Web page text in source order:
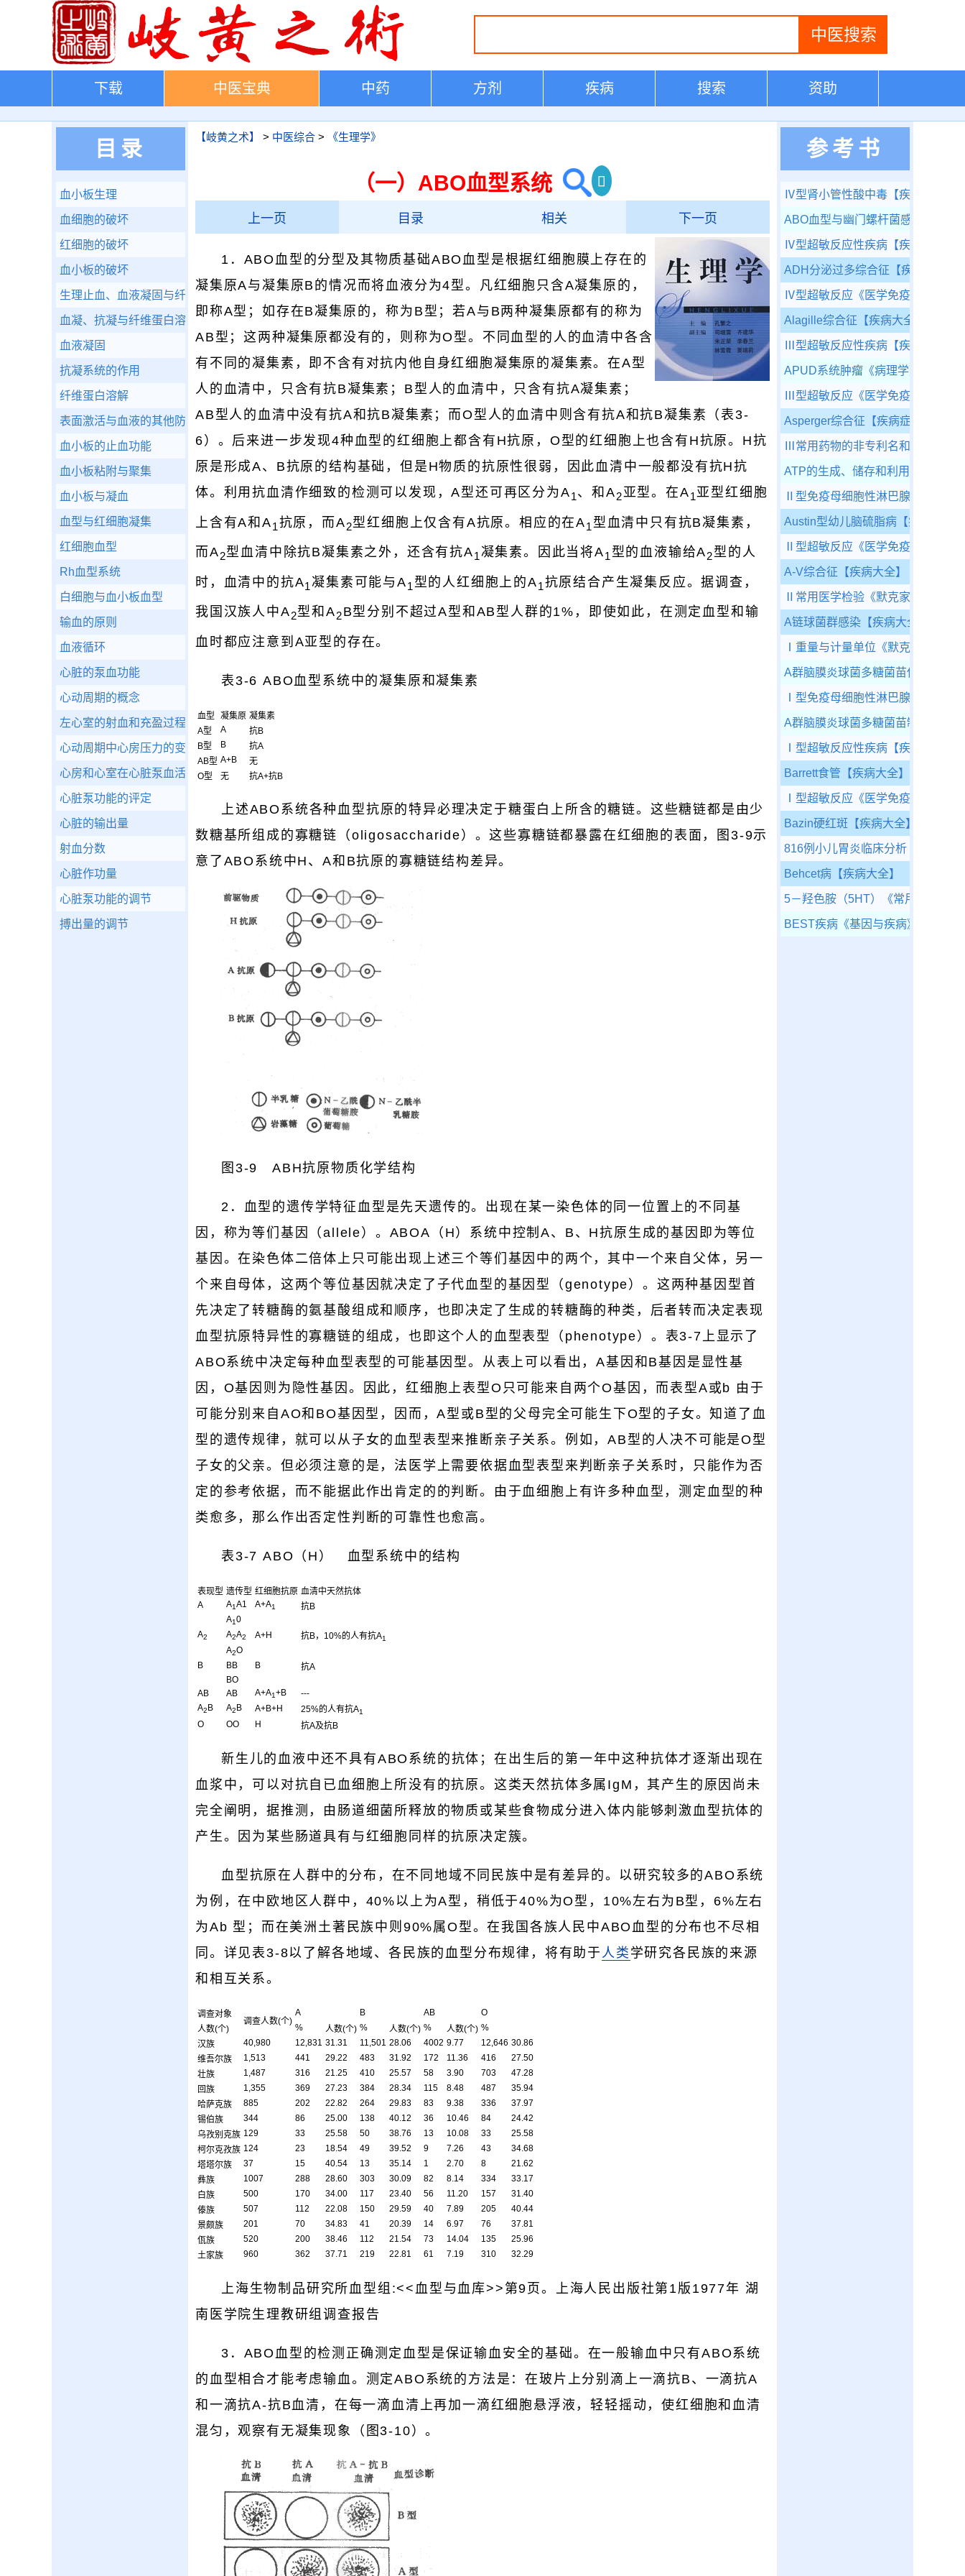
下载 中医宝典 中药 方剂 疾病 搜索 资助
【岐黄之术】 > 中医综合 > 《生理学》
（一）ABO血型系统
上一页 目录 相关 下一页
1．ABO血型的分型及其物质基础ABO血型是根据红细胞膜上存在的
凝集原A与凝集原B的情况而将血液分为4型。凡红细胞只含A凝集原的，
即称A型；如存在B凝集原的，称为B型；若A与B两种凝集原都有的称为
AB型；这两种凝集原都没有的，则称为O型。不同血型的人的血清中各含
有不同的凝集素，即不含有对抗内他自身红细胞凝集原的凝集素。在A型
人的血清中，只含有抗B凝集素；B型人的血清中，只含有抗A凝集素；
AB型人的血清中没有抗A和抗B凝集素；而O型人的血清中则含有抗A和抗B凝集素（表3-
6）。后来进一步发现4种血型的红细胞上都含有H抗原，O型的红细胞上也含有H抗原。H抗
原是形成A、B抗原的结构基础，但是H物质的抗原性很弱，因此血清中一般都没有抗H抗
体。利用抗血清作细致的检测可以发现，A型还可再区分为A1、和A2亚型。在A1亚型红细胞
上含有A和A1 抗原，而A2型红细胞上仅含有A抗原。相应的在A1 型血清中只有抗B凝集素，
而A2型血清中除抗B凝集素之外，还含有抗A1 凝集素。因此当将A1 型的血液输给A2型的人
时，血清中的抗A1 凝集素可能与A1 型的人红细胞上的A1 抗原结合产生凝集反应。据调查，
我国汉族人中A2型和A2B型分别不超过A型和AB型人群的1%，即使如此，在测定血型和输
血时都应注意到A亚型的存在。
表3-6 ABO血型系统中的凝集原和凝集素
血型 凝集原 凝集素
A型
A
抗B
B型
B
抗A
AB型 A+B
无
O型
无 抗A+抗B
上述ABO系统各种血型抗原的特异必理决定于糖蛋白上所含的糖链。这些糖链都是由少
数糖基所组成的寡糖链（oligosaccharide）。这些寡糖链都暴露在红细胞的表面，图3-9示
意了ABO系统中H、A和B抗原的寡糖链结构差异。
图3-9 ABH抗原物质化学结构
2．血型的遗传学特征血型是先天遗传的。出现在某一染色体的同一位置上的不同基
因，称为等们基因（allele）。ABOA（H）系统中控制A、B、H抗原生成的基因即为等位
基因。在染色体二倍体上只可能出现上述三个等们基因中的两个，其中一个来自父体，另一
个来自母体，这两个等位基因就决定了子代血型的基因型（genotype）。这两种基因型首
先决定了转糖酶的氨基酸组成和顺序，也即决定了生成的转糖酶的种类，后者转而决定表现
血型抗原特异性的寡糖链的组成，也即这个人的血型表型（phenotype）。表3-7上显示了
ABO系统中决定每种血型表型的可能基因型。从表上可以看出，A基因和B基因是显性基
因，O基因则为隐性基因。因此，红细胞上表型O只可能来自两个O基因，而表型A或b 由于
可能分别来自AO和BO基因型，因而，A型或B型的父母完全可能生下O型的子女。知道了血
型的遗传规律，就可以从子女的血型表型来推断亲子关系。例如，AB型的人决不可能是O型
子女的父亲。但必须注意的是，法医学上需要依据血型表型来判断亲子关系时，只能作为否
定的参考依据，而不能据此作出肯定的的判断。由于血细胞上有许多种血型，测定血型的种
类愈多，那么作出否定性判断的可靠性也愈高。
表3-7 ABO（H） 血型系统中的结构
表现型 遗传型 红细胞抗原 血清中天然抗体
A
A1A1 A+A1
抗B
A10
A2 A2A2 A+H 抗B，10%的人有抗A1
A2O
B
BB B
抗A
BO
AB
AB A+A1+B
---
A2 B A2 B A+B+H 25%的人有抗A1
O OO H 抗A及抗B
新生儿的血液中还不具有ABO系统的抗体；在出生后的第一年中这种抗体才逐渐出现在
血浆中，可以对抗自已血细胞上所没有的抗原。这类天然抗体多属IgM，其产生的原因尚未
完全阐明，据推测，由肠道细菌所释放的物质或某些食物成分进入体内能够刺激血型抗体的
产生。因为某些肠道具有与红细胞同样的抗原决定簇。
血型抗原在人群中的分布，在不同地域不同民族中是有差异的。以研究较多的ABO系统
为例，在中欧地区人群中，40%以上为A型，稍低于40%为O型，10%左右为B型，6%左右
为Ab 型；而在美洲土著民族中则90%属O型。在我国各族人民中ABO血型的分布也不尽相
同。详见表3-8以了解各地域、各民族的血型分布规律，将有助于 人类 学研究各民族的来源
和相互关系。
调查对象
调查人数(个)
A B AB
O
人数(个)
% 人数(个) % 人数(个) % 人数(个) %
汉族
40,980 12,831 31.31 11,501 28.06 4002 9.77 12,646 30.86
维吾尔族
1,513 441 29.22 483 31.92 172 11.36 416
27.50
壮族
1,487 316 21.25 410 25.57 58 3.90 703
47.28
回族
1,355 369 27.23 384 28.34 115 8.48 487
35.94
哈萨克族
885 202 22.82 264 29.83 83 9.38 336
37.97
锡伯族
344 86 25.00 138 40.12 36 10.46 84
24.42
乌孜别克族 129 33 25.58 50 38.76 13 10.08 33
25.58
柯尔克孜族 124 23 18.54 49 39.52 9 7.26 43
34.68
塔塔尔族
37 15 40.54 13 35.14 1 2.70 8
21.62
彝族
1007 288 28.60 303 30.09 82 8.14 334
33.17
白族
500 170 34.00 117 23.40 56 11.20 157
31.40
傣族
507 112 22.08 150 29.59 40 7.89 205
40.44
景颇族
201 70 34.83 41 20.39 14 6.97 76
37.81
佤族
520 200 38.46 112 21.54 73 14.04 135
25.96
土家族
960 362 37.71 219 22.81 61 7.19 310 32.29
上海生物制品研究所血型组:<<血型与血库>>第9页。上海人民出版社第1版1977年 湖
南医学院生理教研组调查报告
3．ABO血型的检测正确测定血型是保证输血安全的基础。在一般输血中只有ABO系统
的血型相合才能考虑输血。测定ABO系统的方法是：在玻片上分别滴上一滴抗B、一滴抗A
和一滴抗A-抗B血清，在每一滴血清上再加一滴红细胞悬浮液，轻轻摇动，使红细胞和血清
混匀，观察有无凝集现象（图3-10）。
目录
血小板生理
血细胞的破坏
红细胞的破坏
血小板的破坏
生理止血、血液凝固与纤维蛋白溶解
血凝、抗凝与纤维蛋白溶解
血液凝固
抗凝系统的作用
纤维蛋白溶解
表面激活与血液的其他防卫功能
血小板的止血功能
血小板粘附与聚集
血小板与凝血
血型与红细胞凝集
红细胞血型
Rh血型系统
白细胞与血小板血型
输血的原则
血液循环
心脏的泵血功能
心动周期的概念
左心室的射血和充盈过程
心动周期中心房压力的变化
心房和心室在心脏泵血活动中的作用
心脏泵功能的评定
心脏的输出量
射血分数
心脏作功量
心脏泵功能的调节
搏出量的调节
参考书
Ⅳ型肾小管性酸中毒 【疾病大全】
ABO血型与幽门螺杆菌感染的关系
Ⅳ型超敏反应性疾病 【疾病大全】
ADH分泌过多综合征 【疾病大全】
Ⅳ型超敏反应 《医学免疫学》
Alagille综合征 【疾病大全】
Ⅲ型超敏反应性疾病 【疾病大全】
APUD系统肿瘤 《病理学》
Ⅲ型超敏反应 《医学免疫学》
Asperger综合征 【疾病症状】
Ⅲ常用药物的非专利名和商品名
ATP的生成、储存和利用
Ⅱ型免疫母细胞性淋巴腺病
Austin型幼儿脑硫脂病 【疾病大全】
Ⅱ型超敏反应 《医学免疫学》
A-V综合征 【疾病大全】
Ⅱ常用医学检验 《默克家庭诊疗手
A链球菌群感染 【疾病大全】
Ⅰ重量与计量单位 《默克家庭诊疗
A群脑膜炎球菌多糖菌苗使用说明书
Ⅰ型免疫母细胞性淋巴腺病
A群脑膜炎球菌多糖菌苗制造及检
Ⅰ型超敏反应性疾病 【疾病大全】
Barrett食管 【疾病大全】
Ⅰ型超敏反应 《医学免疫学》
Bazin硬红斑 【疾病大全】
816例小儿胃炎临床分析
Behcet病 【疾病大全】
5－羟色胺（5HT） 《常用化验值
BEST疾病 《基因与疾病》